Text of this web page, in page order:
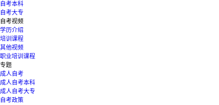
自考本科
自考大专
自考视频
学历介绍
培训课程
其他视频
职业培训课程
专题
成人自考
成人自考本科
成人自考大专
自考政策